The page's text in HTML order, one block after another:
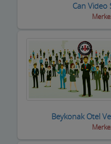
Can Video
Beykonak Otel